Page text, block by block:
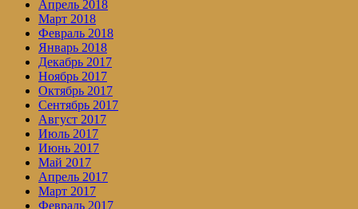
Апрель 2018
Март 2018
Февраль 2018
Январь 2018
Декабрь 2017
Ноябрь 2017
Октябрь 2017
Сентябрь 2017
Август 2017
Июль 2017
Июнь 2017
Май 2017
Апрель 2017
Март 2017
Февраль 2017